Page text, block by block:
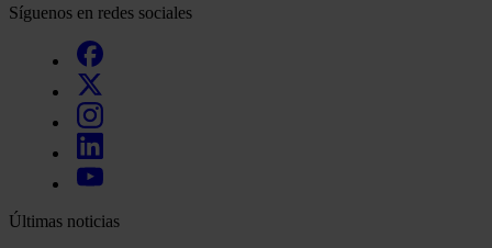
Síguenos en redes sociales
Últimas noticias